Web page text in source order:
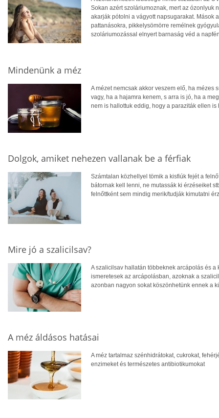
Sokan azért szoláriumoznak, mert az ózonlyuk
akarják pótolni a vágyott napsugarakat. Mások
pattanásokra, pikkelysömörre remélnek
szoláriumozással elnyert barnaság véd a
Mindenünk a méz
A mézet nemcsak akkor veszem elő, ha mézes
vagy, ha a hajamra kenem, s arra is jó, ha a
nem is hallottuk eddig, hogy a paraziták ellen
Dolgok, amiket nehezen vallanak be a férfiak
Számtalan közhellyel tömik a kisfiúk fejét a
bátornak kell lenni, ne mutassák ki érzéseiket
felnőttként sem mindig merik/tudják kimutatni
Mire jó a szalicilsav?
A szalicilsav hallatán többeknek arcápolás és
ismeretesek az arcápolásban, azoknak a
azonban nagyon sokat köszönhetünk ennek a
A méz áldásos hatásai
A méz tartalmaz szénhidrátokat, cukrokat,
enzimeket és természetes antibiotikumokat